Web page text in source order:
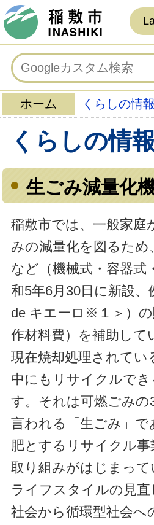
ホーム くらしの情報
くらしの情報
生ごみ減量化
稲敷市では、一般家庭
みの減量化を図るため
など（機械式・容器式
和5年6月30日に新設
de キエーロ※１＞）
作材料費）を補助して
現在焼却処理されてい
中にもリサイクルで
す。それは可燃ごみの
言われる「生ごみ」
肥とするリサイクル
取り組みがはじまって
ライフスタイルの見
社会から循環型社会へ